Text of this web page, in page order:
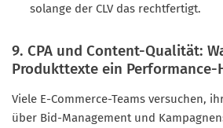
solange der CLV das rechtfertigt.
9. CPA und Content-Qualität:
Produkttexte ein Performance-
Viele E-Commerce-Teams versuchen,
über Bid-Management und